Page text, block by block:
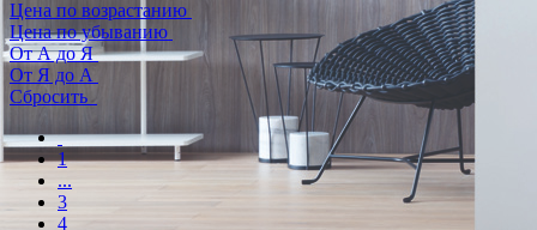
Цена по возрастанию
Цена по убыванию
От А до Я
От Я до А
Сбросить
1
...
3
4